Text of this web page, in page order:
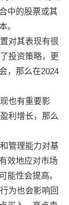
中的股票或其
。
对其表现有很
投资策略，更
，那么在2024
也有重要影
利增长，那么
管理能力对基
效地应对市场
能性会提高。
为也会影响回